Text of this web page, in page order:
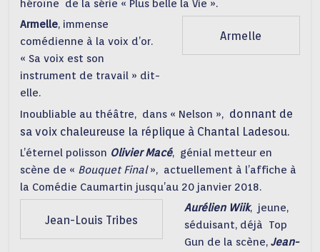
héroïne de la série « Plus belle la Vie ».
Armelle
Armelle, immense
comédienne à la voix d’or.
« Sa voix est son
instrument de travail » dit-
elle.
Inoubliable au théâtre, dans « Nelson », donnant de
sa voix chaleureuse la réplique à Chantal Ladesou.
L’éternel polisson Olivier Macé, génial metteur en
scène de « Bouquet Final», actuellement à l’affiche à
la Comédie Caumartin jusqu’au 20 janvier 2018.
Jean-Louis Tribes
Aurélien Wiik, jeune,
séduisant, déjà Top
Gun de la scène,Jean-